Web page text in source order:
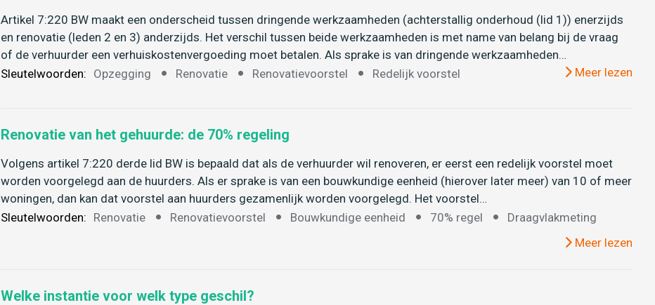
Artikel 7:220 BW maakt een onderscheid tussen dringende werkzaamheden (achterstallig onderhoud (lid 1)) enerzijds
en renovatie (leden 2 en 3) anderzijds. Het verschil tussen beide werkzaamheden is met name van belang bij de vraag
of de verhuurder een verhuiskostenvergoeding moet betalen. Als sprake is van dringende werkzaamheden…
Sleutelwoorden: Opzegging Renovatie Renovatievoorstel Redelijk voorstel Meer lezen
Renovatie van het gehuurde: de 70% regeling
Volgens artikel 7:220 derde lid BW is bepaald dat als de verhuurder wil renoveren, er eerst een redelijk voorstel moet
worden voorgelegd aan de huurders. Als er sprake is van een bouwkundige eenheid (hierover later meer) van 10 of meer
woningen, dan kan dat voorstel aan huurders gezamenlijk worden voorgelegd. Het voorstel…
Sleutelwoorden: Renovatie Renovatievoorstel Bouwkundige eenheid 70% regel
Draagvlakmeting
Meer lezen
Welke instantie voor welk type geschil?